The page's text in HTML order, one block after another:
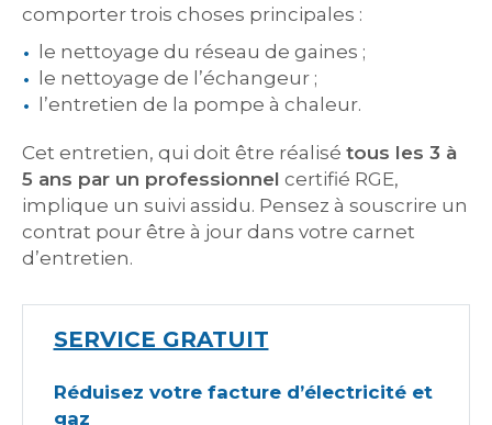
comporter trois choses principales :
le nettoyage du réseau de gaines ;
le nettoyage de l’échangeur ;
l’entretien de la pompe à chaleur.
Cet entretien, qui doit être réalisé tous les 3 à
5 ans par un professionnel certifié RGE,
implique un suivi assidu. Pensez à souscrire un
contrat pour être à jour dans votre carnet
d’entretien.
SERVICE GRATUIT
Réduisez votre facture d’électricité et
gaz